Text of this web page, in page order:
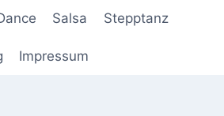
Salsa Stepptanz
Impressum